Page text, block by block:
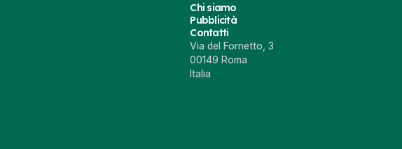
Chi siamo
Pubblicità
Contatti
Via del Fornetto, 3
00149 Roma
Italia